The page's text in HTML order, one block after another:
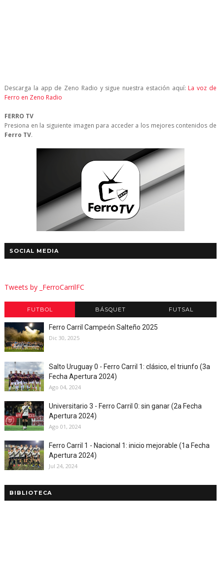
Descarga la app de Zeno Radio y sigue nuestra estación aquí: La voz de
Ferro en Zeno Radio
FERRO TV
Presiona en la siguiente imagen para acceder a los mejores contenidos de
Ferro TV.
SOCIAL MEDIA
Tweets by _FerroCarrilFC
FUTBOL BÁSQUET FUTSAL
Ferro Carril Campeón Salteño 2025
Dic 30, 2025
Salto Uruguay 0 - Ferro Carril 1: clásico, el triunfo (3a
Fecha Apertura 2024)
Ago 04, 2024
Universitario 3 - Ferro Carril 0: sin ganar (2a Fecha
Apertura 2024)
Ago 01, 2024
Ferro Carril 1 - Nacional 1: inicio mejorable (1a Fecha
Apertura 2024)
Jul 24, 2024
BIBLIOTECA